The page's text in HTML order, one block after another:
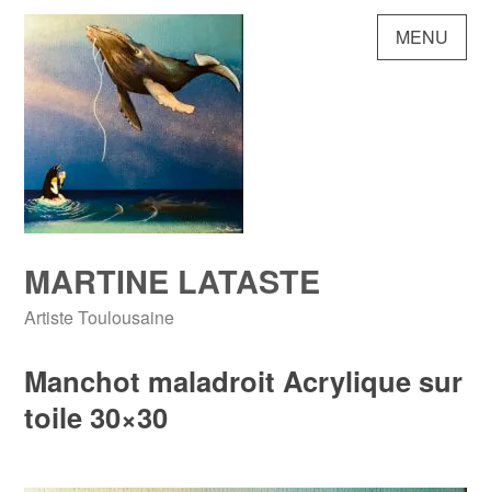
Skip
content
MARTINE LATASTE
Artiste Toulousaine
MENU
Manchot maladroit Acrylique sur
toile 30×30